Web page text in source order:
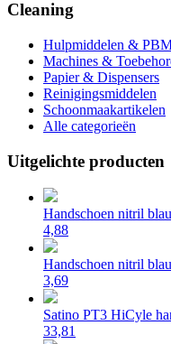
Cleaning
Hulpmiddelen &
Machines &
Papier & Dispensers
Reinigingsmiddelen
Schoonmaakartikelen
Alle categorieën
Uitgelichte producten
Handschoen nitril
4,88
Handschoen nitril
3,69
Satino PT3 HiCyle
33,81